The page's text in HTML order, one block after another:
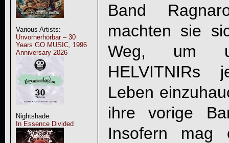
Various Artists:
Unvorherhörbar – 30
Years GO MUSIC, 1996
Anniversary 2026
Nightshade:
In Essence Divided
Band
machten sie
Weg, um
HELVITNIRs
Leben
ihre vorige
Insofern mag